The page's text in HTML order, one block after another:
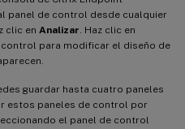
panel de control desde cualquier
clic en Analizar. Haz clic en
control para modificar el diseño de
guardar hasta cuatro paneles
estos paneles de control por
el panel de control